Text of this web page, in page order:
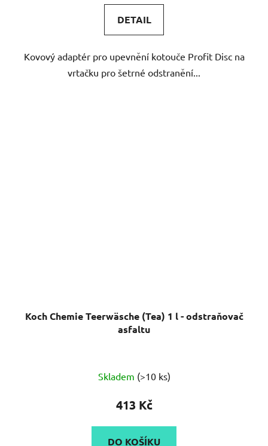
5,0
z
hvězdiček.
DETAIL
Kovový adaptér pro upevnění kotouče Profit Disc na
vrtačku pro šetrné odstranění...
Koch Chemie Teerwäsche (Tea) 1 l - odstraňovač
asfaltu
hodnocení
produktu
4,2
Skladem (>10 ks)
413 Kč
DO KOŠÍKU